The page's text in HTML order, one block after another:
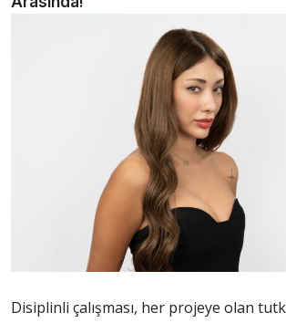
Disiplinli çalışması, her projeye olan